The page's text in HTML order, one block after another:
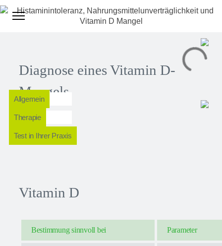
Diagnose eines Vitamin D-
Mangels
Allgemein
Therapie
Test in Ihrer Praxis
Vitamin D
Bestimmung sinnvoll bei Parameter